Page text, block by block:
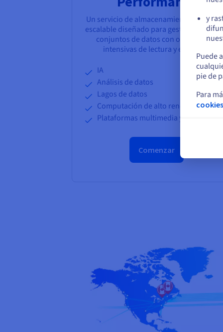
Un servicio de almacenamiento de
escalable diseñado para gestionar
conjuntos de datos con operaciones
intensivas de lectura y escritura.
IA
Análisis de datos
Lagos de datos
Computación de alto rendimiento
Plataformas multimedia y de
Comenzar
y
Puede
pie de
Para